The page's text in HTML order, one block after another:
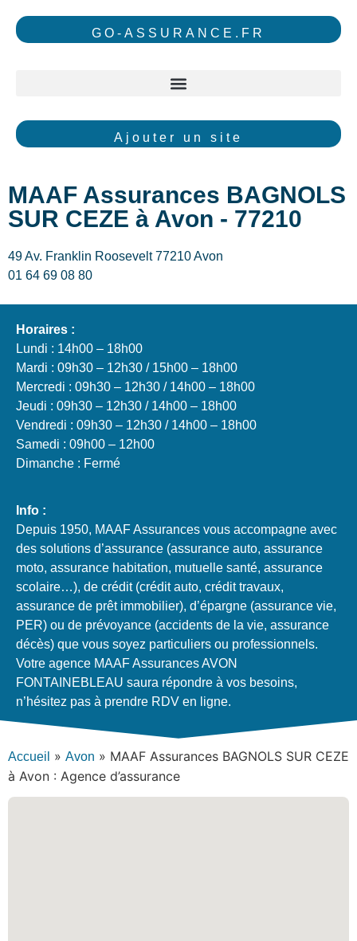
GO-ASSURANCE.FR
Ajouter un site
MAAF Assurances BAGNOLS
SUR CEZE à Avon - 77210
49 Av. Franklin Roosevelt 77210 Avon
01 64 69 08 80
Horaires :
Lundi : 14h00 – 18h00
Mardi : 09h30 – 12h30 / 15h00 – 18h00
Mercredi : 09h30 – 12h30 / 14h00 – 18h00
Jeudi : 09h30 – 12h30 / 14h00 – 18h00
Vendredi : 09h30 – 12h30 / 14h00 – 18h00
Samedi : 09h00 – 12h00
Dimanche : Fermé
Info :
Depuis 1950, MAAF Assurances vous accompagne avec
des solutions d’assurance (assurance auto, assurance
moto, assurance habitation, mutuelle santé, assurance
scolaire…), de crédit (crédit auto, crédit travaux,
assurance de prêt immobilier), d’épargne (assurance vie,
PER) ou de prévoyance (accidents de la vie, assurance
décès) que vous soyez particuliers ou professionnels.
Votre agence MAAF Assurances AVON
FONTAINEBLEAU saura répondre à vos besoins,
n’hésitez pas à prendre RDV en ligne.
Accueil » Avon » MAAF Assurances BAGNOLS SUR CEZE
à Avon : Agence d’assurance